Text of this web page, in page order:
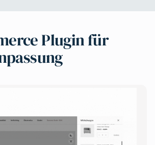
Plugin für